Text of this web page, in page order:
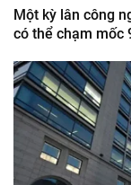
Một kỳ lân công
có thể chạm mốc